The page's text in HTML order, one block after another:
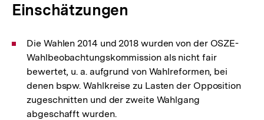
Einschätzungen
Die Wahlen 2014 und 2018 wurden von der OSZE-
Wahlbeobachtungskommission als nicht fair
bewertet, u. a. aufgrund von Wahlreformen, bei
denen bspw. Wahlkreise zu Lasten der Opposition
zugeschnitten und der zweite Wahlgang
abgeschafft wurden.